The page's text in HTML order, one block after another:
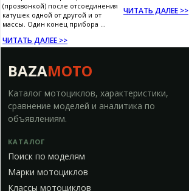
(прозвонкой) после отсоединения
катушек одной от другой и от
массы. Один конец прибора ...
ЧИТАТЬ ДАЛЕЕ >>
ЧИТАТЬ ДАЛЕЕ >>
BAZAMOTO
Каталог мотоциклов, характеристики,
сравнение моделей и аналитика по
объявлениям.
КАТАЛОГ
Поиск по моделям
Марки мотоциклов
Классы мотоциклов